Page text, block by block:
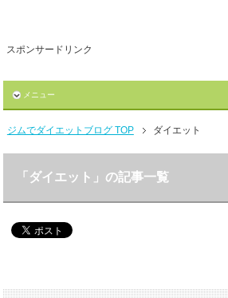
スポンサードリンク
メニュー
ジムでダイエットブログ TOP ダイエット
「ダイエット」の記事一覧